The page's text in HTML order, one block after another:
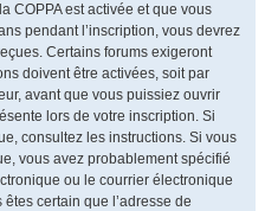
COPPA est activée et que vous
pendant l’inscription, vous devrez
Certains forums exigeront
doivent être activées, soit par
avant que vous puissiez ouvrir
lors de votre inscription. Si
consultez les instructions. Si vous
vous avez probablement spécifié
ou le courrier électronique
certain que l’adresse de